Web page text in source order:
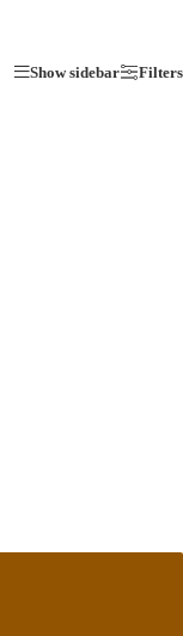
Show sidebar Filters